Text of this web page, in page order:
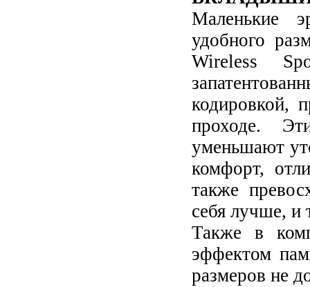
Маленькие
удобного
Wireless
кодировкой,
проходе.
уменьшают
комфорт,
также
себя лучше, и
Также в
эффектом
размеров не